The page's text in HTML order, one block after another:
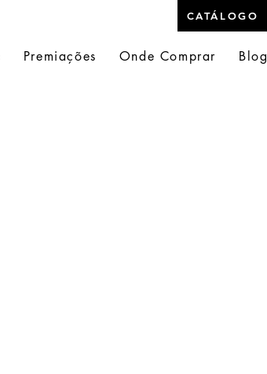
CATÁLOGO
Premiações Onde Comprar Blog